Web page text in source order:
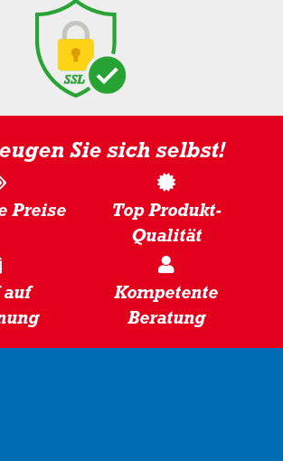
Sie sich selbst!
Preise
Top Produkt-
Qualität
Kompetente
Beratung